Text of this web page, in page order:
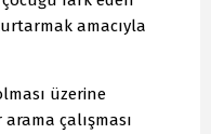
amacıyla
üzerine
çalışması